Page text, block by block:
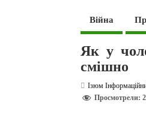
Війна
Як у
смішно
Ізюм
Просмотрели: